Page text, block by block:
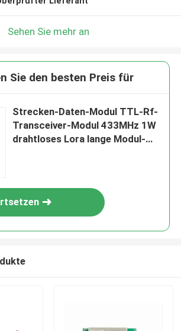
Sehen Sie mehr an
Sie den besten Preis für
Strecken-Daten-Modul TTL-Rf-
Transceiver-Modul 433MHz 1W
drahtloses Lora lange Modul-